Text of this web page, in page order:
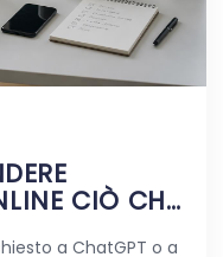
CIÒ CHE
a ChatGPT o a